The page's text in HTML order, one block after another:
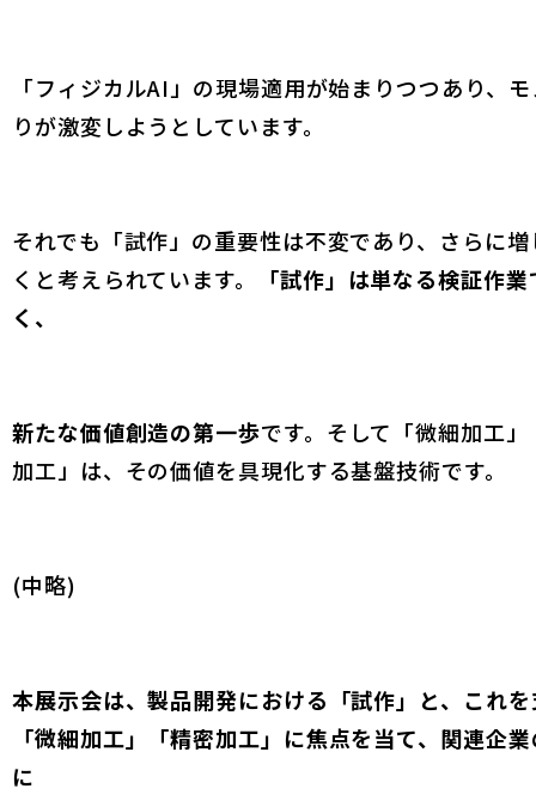
「フィジカルAI」の現場適用が始まりつつあり、
りが激変しようとしています。
それでも「試作」の重要性は不変であり、さらに増
くと考えられています。
「試作」は単なる検証作
く、
新たな価値創造の第一歩です。そして「微細加工
加工」は、その価値を具現化する基盤技術です。
(中略)
本展示会は、製品開発における「試作」と、これ
「微細加工」「精密加工」に焦点を当て、関連企
に